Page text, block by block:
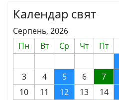
Календар свят
Серпень, 2026
Пн
Вт Ср Чт Пт
3
4 5 6 7
10
11 12 13 14